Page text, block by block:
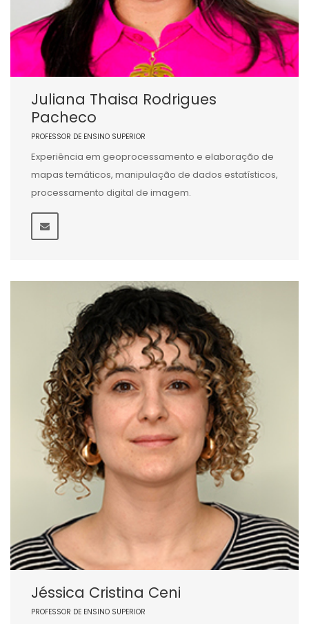
Juliana Thaisa Rodrigues
Pacheco
PROFESSOR DE ENSINO SUPERIOR
Experiência em geoprocessamento e elaboração de
mapas temáticos, manipulação de dados estatísticos,
processamento digital de imagem.
Jéssica Cristina Ceni
PROFESSOR DE ENSINO SUPERIOR